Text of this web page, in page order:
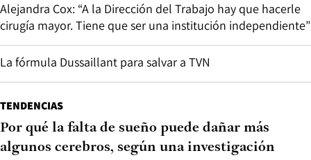
Alejandra Cox: “A la Dirección del Trabajo hay que hacerle
cirugía mayor. Tiene que ser una institución independiente”
La fórmula Dussaillant para salvar a TVN
TENDENCIAS
Por qué la falta de sueño puede dañar más
algunos cerebros, según una investigación